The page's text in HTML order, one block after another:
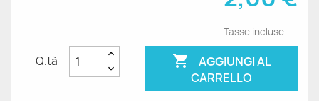
Tasse incluse
Q.tà 
CARRELLO